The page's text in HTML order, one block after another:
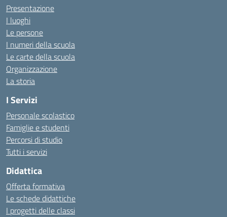
Presentazione
I luoghi
Le persone
I numeri della scuola
Le carte della scuola
Organizzazione
La storia
I Servizi
Personale scolastico
Famiglie e studenti
Percorsi di studio
Tutti i servizi
Didattica
Offerta formativa
Le schede didattiche
I progetti delle classi